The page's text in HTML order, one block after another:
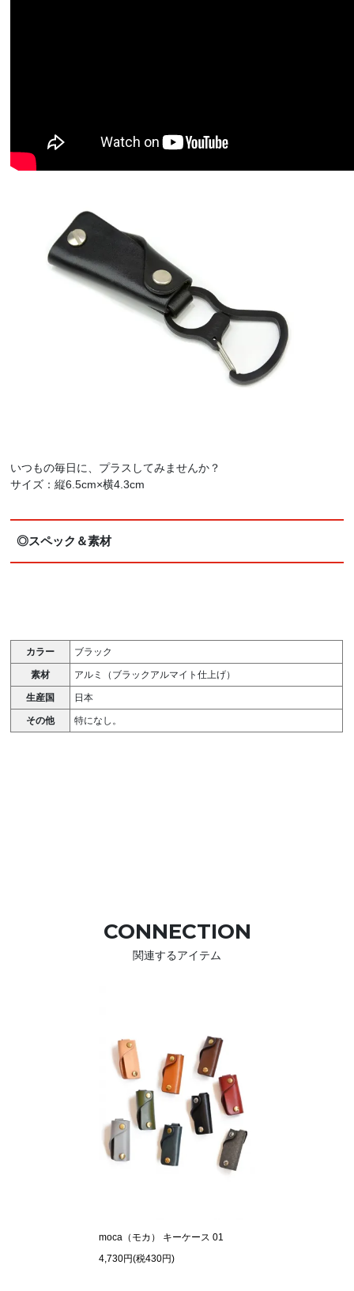
いつもの毎日に、プラスしてみませんか？
サイズ：縦6.5cm×横4.3cm
◎スペック＆素材
カラー ブラック
素材 アルミ（ブラックアルマイト仕上げ）
生産国 日本
その他 特になし。
CONNECTION
関連するアイテム
moca（モカ） キーケース 01
4,730円(税430円)